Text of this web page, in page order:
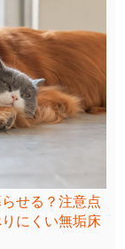
せる？注意点
にくい無垢床